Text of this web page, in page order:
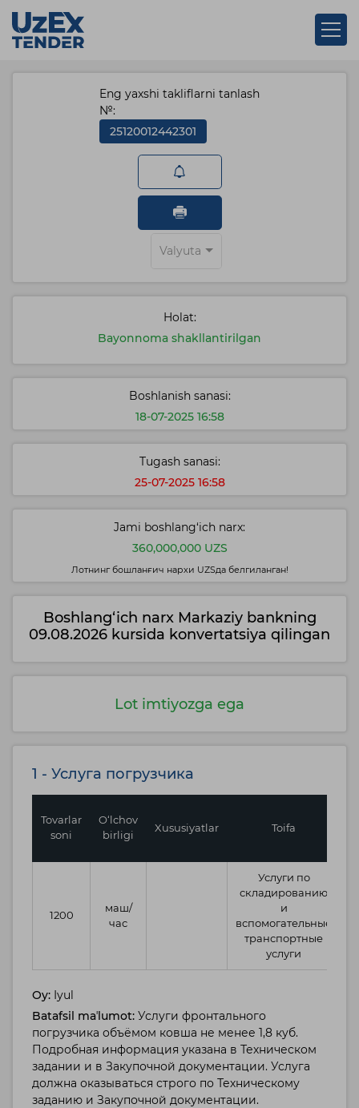
Eng yaxshi takliflarni tanlash
№:
25120012442301
Valyuta
Holat:
Bayonnoma shakllantirilgan
Boshlanish sanasi:
18-07-2025 16:58
Tugash sanasi:
25-07-2025 16:58
Jami boshlang‘ich narx:
360,000,000 UZS
Лотнинг бошланғич нархи UZSда белгиланган!
Boshlang‘ich narx Markaziy bankning
09.08.2026 kursida konvertatsiya qilingan
Lot imtiyozga ega
1 - Услуга погрузчика
Tovarlar
soni
O‘lchov
birligi
Xususiyatlar Toifa
1200
маш/
час
Услуги по
складированию
и
вспомогательные
транспортные
услуги
Oy: Iyul
Batafsil maʼlumot: Услуги фронтального
погрузчика объёмом ковша не менее 1,8 куб.
Подробная информация указана в Техническом
задании и в Закупочной документации. Услуга
должна оказываться строго по Техническому
заданию и Закупочной документации.